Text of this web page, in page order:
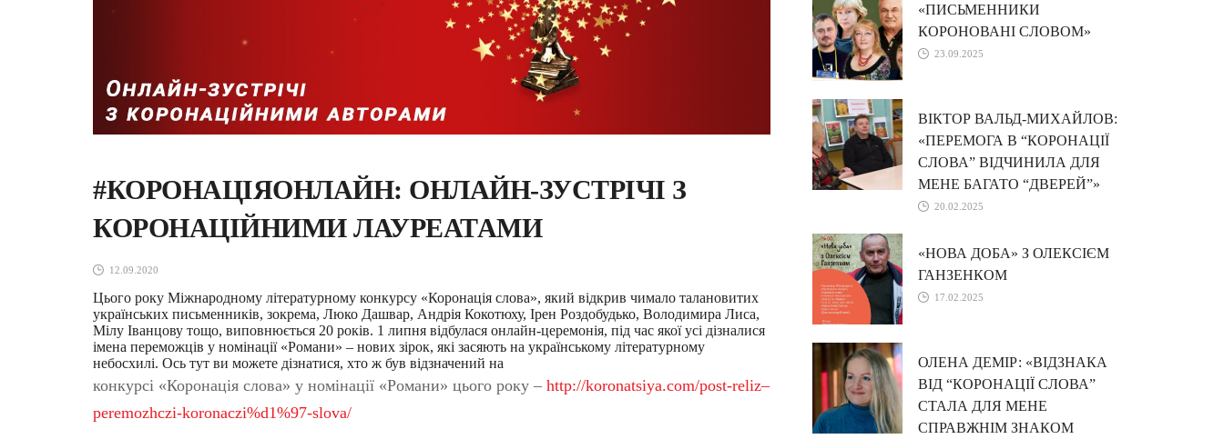
#КОРОНАЦІЯОНЛАЙН: ОНЛАЙН-ЗУСТРІЧІ З
КОРОНАЦІЙНИМИ ЛАУРЕАТАМИ
12.09.2020
Цього року Міжнародному літературному конкурсу «Коронація слова», який відкрив чимало талановитих
українських письменників, зокрема, Люко Дашвар, Андрія Кокотюху, Ірен Роздобудько, Володимира Лиса,
Мілу Іванцову тощо, виповнюється 20 років. 1 липня відбулася онлайн-церемонія, під час якої усі дізналися
імена переможців у номінації «Романи» – нових зірок, які засяють на українському літературному
небосхилі. Ось тут ви можете дізнатися, хто ж був відзначений на
конкурсі «Коронація слова» у номінації «Романи» цього року – http://koronatsiya.com/post-reliz–
peremozhczi-koronaczi%d1%97-slova/
«ПИСЬМЕННИКИ
КОРОНОВАНІ СЛОВОМ»
23.09.2025
ВІКТОР ВАЛЬД-МИХАЙЛОВ:
«ПЕРЕМОГА В “КОРОНАЦІЇ
СЛОВА” ВІДЧИНИЛА ДЛЯ
МЕНЕ БАГАТО “ДВЕРЕЙ”»
20.02.2025
«НОВА ДОБА» З ОЛЕКСІЄМ
ГАНЗЕНКОМ
17.02.2025
ОЛЕНА ДЕМІР: «ВІДЗНАКА
ВІД “КОРОНАЦІЇ СЛОВА”
СТАЛА ДЛЯ МЕНЕ
СПРАВЖНІМ ЗНАКОМ